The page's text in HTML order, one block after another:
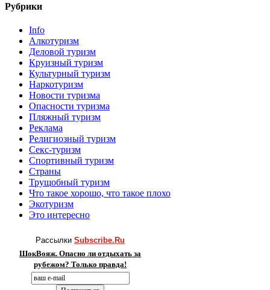
Рубрики
Info
Алкотуризм
Деловой туризм
Круизный туризм
Культурный туризм
Наркотуризм
Новости туризма
Опасности туризма
Пляжный туризм
Реклама
Религиозный туризм
Секс-туризм
Спортивный туризм
Страны
Трущобный туризм
Что такое хорошо, что такое плохо
Экотуризм
Это интересно
Рассылки Subscribe.Ru
ШокВояж. Опасно ли отдыхать за
рубежом? Только правда!